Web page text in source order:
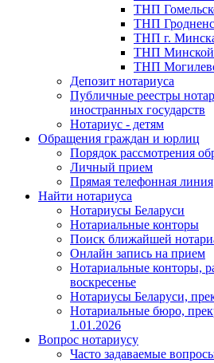
ТНП
ТНП
ТНП г.
ТНП Минской
ТНП
Депозит нотариуса
Публичные реестры
иностранных государств
Нотариус - детям
Обращения граждан и юрлиц
Порядок рассмотрения
Личный прием
Прямая телефонная линия
Найти нотариуса
Нотариусы Беларуси
Нотариальные конторы
Поиск ближайшей
Онлайн запись на прием
Нотариальные конторы,
воскресенье
Нотариусы Беларуси,
Нотариальные бюро,
1.01.2026
Вопрос нотариусу
Часто задаваемые